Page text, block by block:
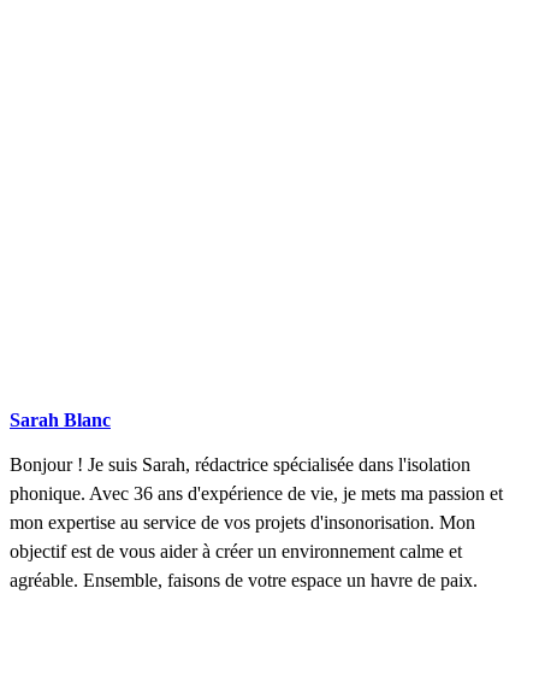
Sarah Blanc
Bonjour ! Je suis Sarah, rédactrice spécialisée dans l'isolation
phonique. Avec 36 ans d'expérience de vie, je mets ma passion et
mon expertise au service de vos projets d'insonorisation. Mon
objectif est de vous aider à créer un environnement calme et
agréable. Ensemble, faisons de votre espace un havre de paix.